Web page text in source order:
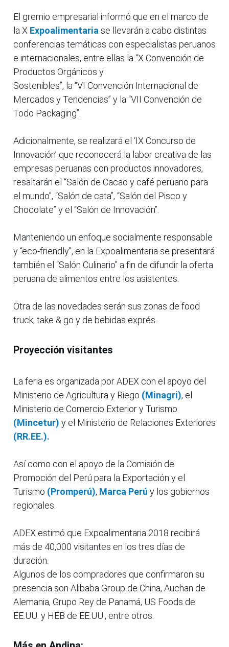
El gremio empresarial informó que en el marco de
la X Expoalimentaria se llevarán a cabo distintas
conferencias temáticas con especialistas peruanos
e internacionales, entre ellas la “X Convención de
Productos Orgánicos y
Sostenibles”, la “VI Convención Internacional de
Mercados y Tendencias” y la “VII Convención de
Todo Packaging”.
Adicionalmente, se realizará el ‘IX Concurso de
Innovación’ que reconocerá la labor creativa de las
empresas peruanas con productos innovadores,
resaltarán el “Salón de Cacao y café peruano para
el mundo”, “Salón de cata”, “Salón del Pisco y
Chocolate” y el “Salón de Innovación”.
Manteniendo un enfoque socialmente responsable
y “eco-friendly”, en la Expoalimentaria se presentará
también el “Salón Culinario” a fin de difundir la oferta
peruana de alimentos entre los asistentes.
Otra de las novedades serán sus zonas de food
truck, take & go y de bebidas exprés.
Proyección visitantes
La feria es organizada por ADEX con el apoyo del
Ministerio de Agricultura y Riego (Minagri), el
Ministerio de Comercio Exterior y Turismo
(Mincetur) y el Ministerio de Relaciones Exteriores
(RR.EE.).
Así como con el apoyo de la Comisión de
Promoción del Perú para la Exportación y el
Turismo (Promperú), Marca Perú y los gobiernos
regionales.
ADEX estimó que Expoalimentaria 2018 recibirá
más de 40,000 visitantes en los tres días de
duración.
Algunos de los compradores que confirmaron su
presencia son Alibaba Group de China, Auchan de
Alemania, Grupo Rey de Panamá, US Foods de
EE.UU. y HEB de EE.UU., entre otros.